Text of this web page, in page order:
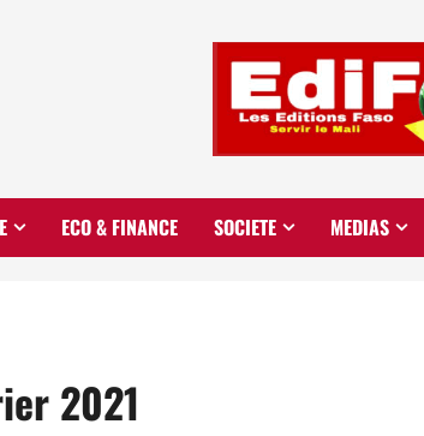
ECO & FINANCE SOCIETE MEDIAS
2021